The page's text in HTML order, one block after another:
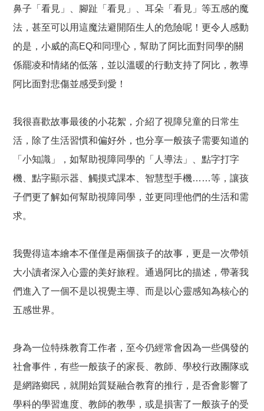
鼻子「看見」、腳趾「看見」、耳朵「看見」等五感的魔
法，甚至可以用這魔法避開陌生人的危險呢！更令人感動
的是，小威的高EQ和同理心，幫助了阿比面對同學的關
係罷凌和情緒的低落，並以溫暖的行動支持了阿比，教導
阿比面對悲傷並感受到愛！
我很喜歡故事最後的小花絮，介紹了視障兒童的日常生
活，除了生活習慣和偏好外，也分享一般孩子需要知道的
「小知識」，如幫助視障同學的「人導法」、點字打字
機、點字顯示器、觸摸式課本、智慧型手機……等，讓孩
子們更了解如何幫助視障同學，並更同理他們的生活和需
求。
我覺得這本繪本不僅僅是兩個孩子的故事，更是一次帶領
大小讀者深入心靈的美好旅程。通過阿比的描述，帶著我
們進入了一個不是以視覺主導、而是以心靈感知為核心的
五感世界。
身為一位特殊教育工作者，至今仍經常會因為一些偶發的
社會事件，有些一般孩子的家長、教師、學校行政團隊或
是網路鄉民，就開始質疑融合教育的推行，是否會影響了
學科的學習進度、教師的教學，或是損害了一般孩子的受